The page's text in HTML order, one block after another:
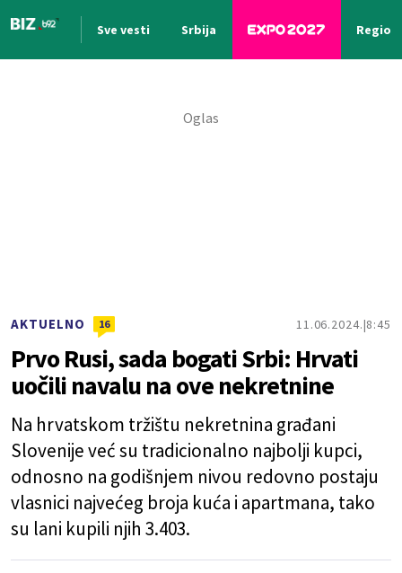
Sve vesti Srbija Region
AKTUELNO 16 11.06.2024. 8:45
Prvo Rusi, sada bogati Srbi: Hrvati
uočili navalu na ove nekretnine
Na hrvatskom tržištu nekretnina građani
Slovenije već su tradicionalno najbolji kupci,
odnosno na godišnjem nivou redovno postaju
vlasnici najvećeg broja kuća i apartmana, tako
su lani kupili njih 3.403.